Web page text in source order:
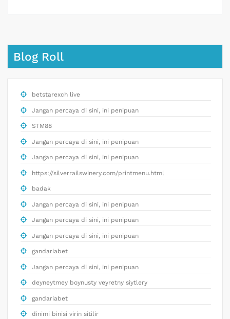
Blog Roll
betstarexch live
Jangan percaya di sini, ini penipuan
STM88
Jangan percaya di sini, ini penipuan
Jangan percaya di sini, ini penipuan
https://silverrailswinery.com/printmenu.html
badak
Jangan percaya di sini, ini penipuan
Jangan percaya di sini, ini penipuan
Jangan percaya di sini, ini penipuan
gandariabet
Jangan percaya di sini, ini penipuan
deyneytmey boynusty veyretny siytlery
gandariabet
dinimi binisi virin sitilir